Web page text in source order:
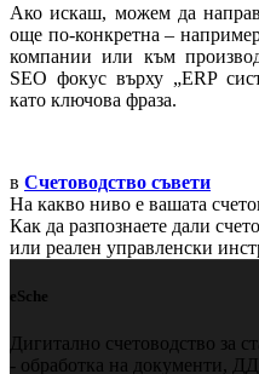
Ако искаш, можем да
още по-конкретна –
компании или към
SEO фокус върху „ERP
като ключова фраза.
в Счетоводство съвети
На какво ниво е вашата
Как да разпознаете дали
или реален управленски
eSche
Дигитално счетоводство за
- обработка на документи,